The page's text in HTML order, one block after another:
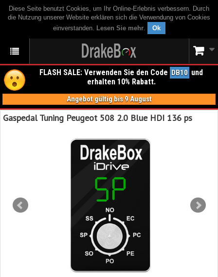
Diese Seite benutzt Cookies, um Ihr Online-Erlebnis verbessern. Durch
die Nutzung unserer Website erklären sich die Verwendung von Cookies
einverstanden. Lesen Sie mehr. Ok
FLASH SALE: Verwenden Sie den Code DB10 und
erhalten 10% Rabatt.
Angebot gültig bis 9 August
Gaspedal Tuning Peugeot 508 2.0 Blue HDI 136 ps